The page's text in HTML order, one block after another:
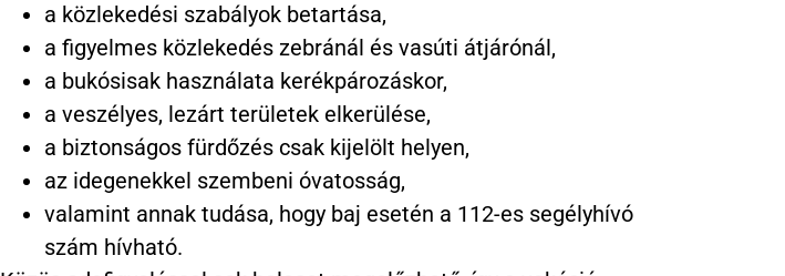
a közlekedési szabályok betartása,
a figyelmes közlekedés zebránál és vasúti átjárónál,
a bukósisak használata kerékpározáskor,
a veszélyes, lezárt területek elkerülése,
a biztonságos fürdőzés csak kijelölt helyen,
az idegenekkel szembeni óvatosság,
valamint annak tudása, hogy baj esetén a 112-es segélyhívó
szám hívható.